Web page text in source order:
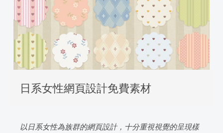
日系女性網頁設計免費素材
以日系女性為族群的網頁設計，十分重視視覺的呈現樣